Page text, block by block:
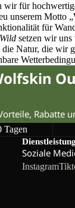
wir für
unserem
für
setzen wir
Natur, die wir
Rabatte
Tagen
Soziale
Instagram